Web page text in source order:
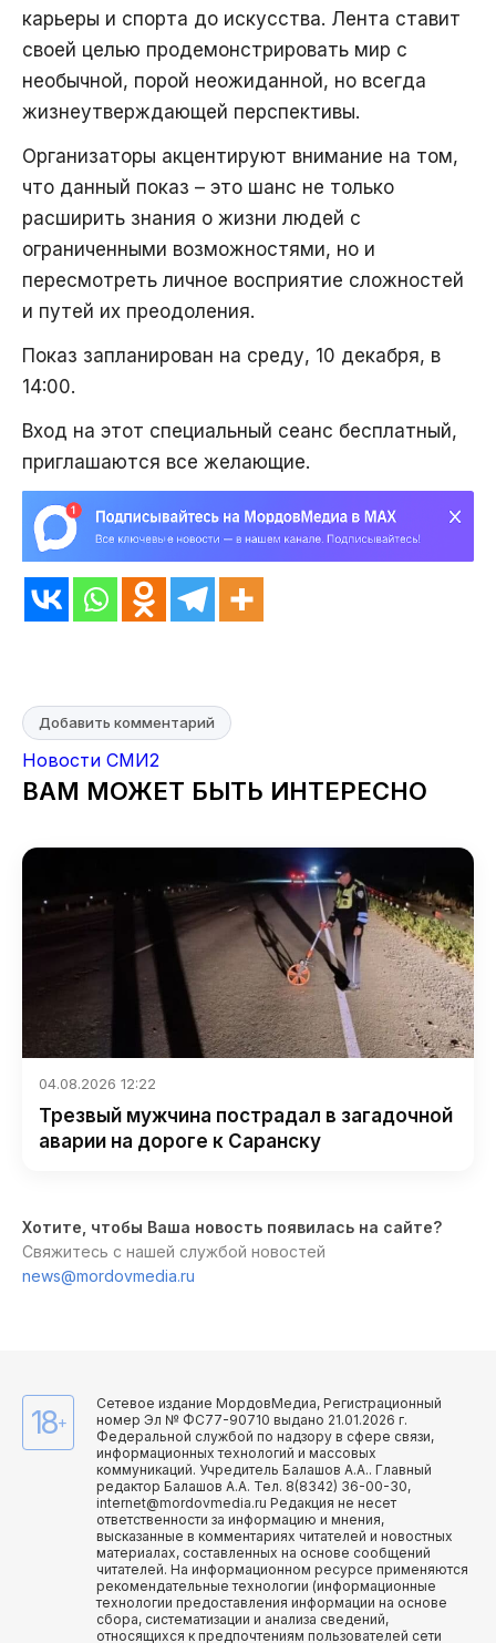
карьеры и спорта до искусства. Лента ставит
своей целью продемонстрировать мир с
необычной, порой неожиданной, но всегда
жизнеутверждающей перспективы.
Организаторы акцентируют внимание на том,
что данный показ – это шанс не только
расширить знания о жизни людей с
ограниченными возможностями, но и
пересмотреть личное восприятие сложностей
и путей их преодоления.
Показ запланирован на среду, 10 декабря, в
14:00.
Вход на этот специальный сеанс бесплатный,
приглашаются все желающие.
Добавить комментарий
Новости СМИ2
ВАМ МОЖЕТ БЫТЬ ИНТЕРЕСНО
04.08.2026 12:22
Трезвый мужчина пострадал в загадочной
аварии на дороге к Саранску
Хотите, чтобы Ваша новость появилась на сайте?
Свяжитесь с нашей службой новостей
news@mordovmedia.ru
18+
Сетевое издание МордовМедиа, Регистрационный
номер Эл № ФС77-90710 выдано 21.01.2026 г.
Федеральной службой по надзору в сфере связи,
информационных технологий и массовых
коммуникаций. Учредитель Балашов А.А.. Главный
редактор Балашов А.А. Тел. 8(8342) 36-00-30,
internet@mordovmedia.ru Редакция не несет
ответственности за информацию и мнения,
высказанные в комментариях читателей и новостных
материалах, составленных на основе сообщений
читателей. На информационном ресурсе применяются
рекомендательные технологии (информационные
технологии предоставления информации на основе
сбора, систематизации и анализа сведений,
относящихся к предпочтениям пользователей сети